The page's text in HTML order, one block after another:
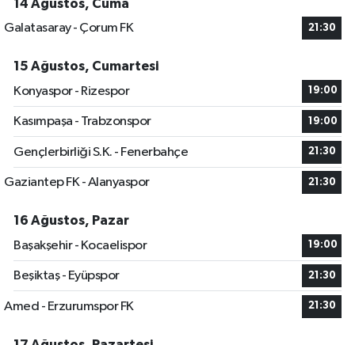
14 Ağustos, Cuma
Galatasaray - Çorum FK
21:30
15 Ağustos, Cumartesi
Konyaspor - Rizespor
19:00
Kasımpaşa - Trabzonspor 19:00
Gençlerbirliği S.K. - Fenerbahçe 21:30
Gaziantep FK - Alanyaspor 21:30
16 Ağustos, Pazar
Başakşehir - Kocaelispor
19:00
Beşiktaş - Eyüpspor 21:30
Amed - Erzurumspor FK 21:30